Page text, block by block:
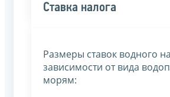
Ставка налога
Размеры ставок водного
зависимости от вида
морям: